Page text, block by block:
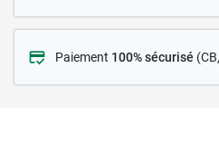
Paiement 100% sécurisé (CB